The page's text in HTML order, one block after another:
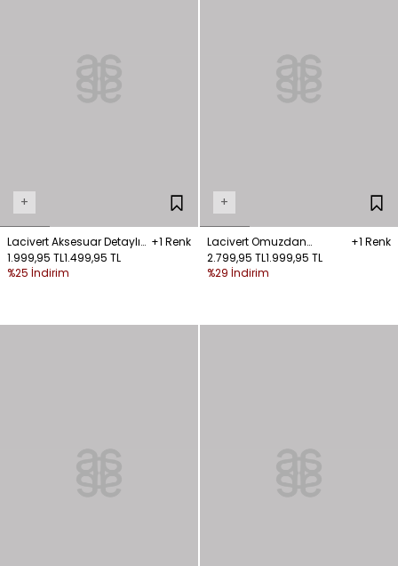
+
Lacivert Aksesuar Detaylı
Bikini
+1 Renk
1.999,95 TL1.499,95 TL
%25 İndirim
+
Lacivert Omuzdan
Bağlamalı Mayo
+1 Renk
2.799,95 TL1.999,95 TL
%29 İndirim